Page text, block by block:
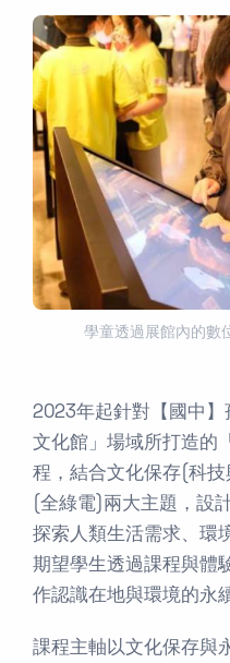
學童透過展館內的數
2023年起針對【國中】
文化館」場域所打造的
程，結合文化保存(科
(全綠電)兩大主題，設
探索人類生活需求、環
期望學生透過課程與體
作認識在地與環境的永
課程主軸以文化保存與